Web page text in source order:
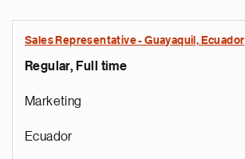
Sales Representative - Guayaquil, Ecuador
Regular, Full time
Marketing
Ecuador